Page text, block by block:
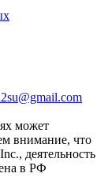
может
внимание, что
деятельность
в РФ